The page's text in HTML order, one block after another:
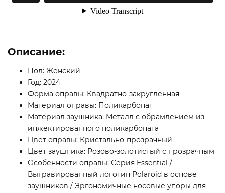
Описание:
Пол: Женский
Год: 2024
Форма оправы: Квадратно-закругленная
Материал оправы: Поликарбонат
Материал заушника: Металл с обрамлением из
инжектированного поликарбоната
Цвет оправы: Кристально-прозрачный
Цвет заушника: Розово-золотистый с прозрачным
Особенности оправы: Серия Essential /
Выгравированный логотип Polaroid в основе
заушников / Эргономичные носовые упоры для